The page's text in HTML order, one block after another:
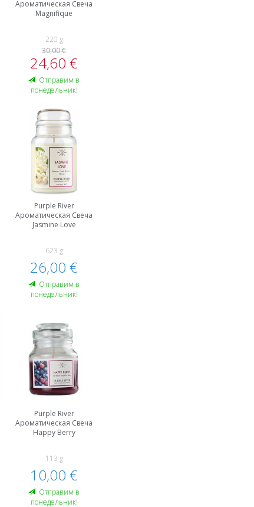
Ароматическая Свеча
Magnifique
220 g
30,00 €
24,60 €
Oтправим в
понедельник!
Purple River
Ароматическая Свеча
Jasmine Love
623 g
26,00 €
Oтправим в
понедельник!
Purple River
Ароматическая Свеча
Happy Berry
113 g
10,00 €
Oтправим в
понедельник!